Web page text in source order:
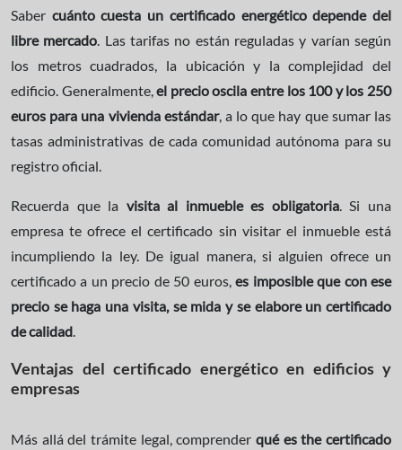
Saber cuánto cuesta un certificado energético depende del
libre mercado. Las tarifas no están reguladas y varían según
los metros cuadrados, la ubicación y la complejidad del
edificio. Generalmente,el precio oscila entre los 100 y los 250
euros para una vivienda estándar, a lo que hay que sumar las
tasas administrativas de cada comunidad autónoma para su
registro oficial.
Recuerda que la visita al inmueble es obligatoria. Si una
empresa te ofrece el certificado sin visitar el inmueble está
incumpliendo la ley. De igual manera, si alguien ofrece un
certificado a un precio de 50 euros,es imposible que con ese
precio se haga una visita, se mida y se elabore un certificado
de calidad.
Ventajas del certificado energético en edificios y
empresas
Más allá del trámite legal, comprender qué es the certificado